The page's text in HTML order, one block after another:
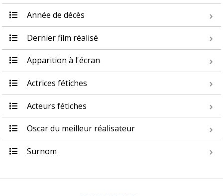
Année de décès
Dernier film réalisé
Apparition à l'écran
Actrices fétiches
Acteurs fétiches
Oscar du meilleur réalisateur
Surnom